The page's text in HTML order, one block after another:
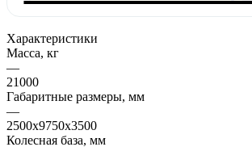
Характеристики
Масса, кг
—
21000
Габаритные размеры, мм
—
2500x9750x3500
Колесная база, мм